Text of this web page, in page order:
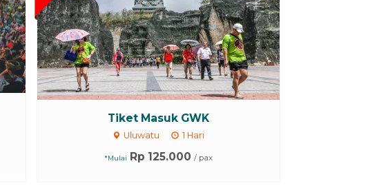
Tiket Masuk GWK
Uluwatu 1 Hari
*Mulai Rp 125.000 / pax